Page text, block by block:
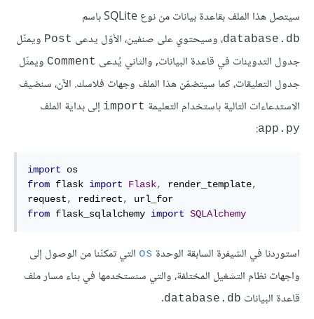
سيتصل هذا الملف بقاعدة بيانات من نوع SQLite باسم
database.db، وسيحتوي على صنفين، الأوّل يدعى Post ويمثّل
جدول التدوينات في قاعدة البيانات, والثاني يُدعى Comment ويمثّل
جدول التعليقات، كما سيتضمّن هذا الملف وجهات فلاسك. الآن، سنضيف
الاستدعاءات التالية باستخدام التعليمة import إلى بداية الملف
app.py
:
import
from flask import Flask, render_template,
request, redirect,
from flask_sqlalchemy import SQLAlchemy
استوردنا في الشيفرة السابقة الوحدة os التي تمكنّنا من الوصول إلى
واجهات نظام التشغيل المختلفة، والتي سنستخدمها في بناء مسار ملف
قاعدة البيانات database.db
.